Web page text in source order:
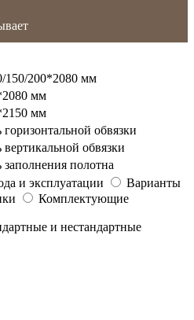
150/200*2080 мм
мм
мм
горизонтальной обвязки
вертикальной обвязки
заполнения полотна
и эксплуатации
Варианты
Комплектующие
и нестандартные